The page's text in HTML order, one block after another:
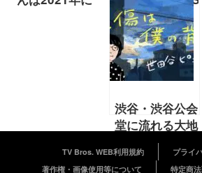
Yohji
Igarashi、宮崎
敬太
presents「レ
イジ、ヨージ、
ケイタのチング
会」10
渋谷・渋谷公会
堂に流れる大地
讃頌と隣の空席
【2022年1月
TV Bros. WEB利用規約
プライ
著作権・画像使用等について
特定商